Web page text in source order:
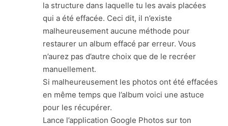
la structure dans laquelle tu les avais placées
qui a été effacée. Ceci dit, il n’existe
malheureusement aucune méthode pour
restaurer un album effacé par erreur. Vous
n’aurez pas d’autre choix que de le recréer
manuellement.
Si malheureusement les photos ont été effacées
en même temps que l’album voici une astuce
pour les récupérer.
Lance l’application Google Photos sur ton